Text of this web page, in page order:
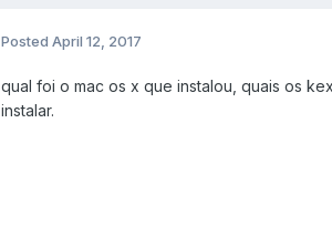
Posted April 12, 2017
qual foi o mac os x que instalou, quais os
instalar.